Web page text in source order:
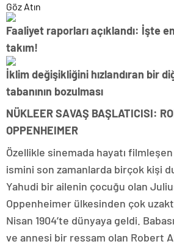
Göz Atın
Faaliyet raporları açıklandı: İşte
takım!
İklim değişikliğini hızlandıran bir
tabanının bozulması
NÜKLEER SAVAŞ BAŞLATICISI:
OPPENHEIMER
Özellikle sinemada hayatı
ismini son zamanlarda birçok kişi
Yahudi bir ailenin çocuğu olan
Oppenheimer ülkesinden çok
Nisan 1904’te dünyaya geldi.
ve annesi bir ressam olan Robert